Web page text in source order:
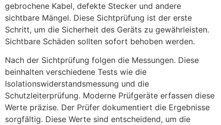
gebrochene Kabel, defekte Stecker und andere
sichtbare Mängel. Diese Sichtprüfung ist der erste
Schritt, um die Sicherheit des Geräts zu gewährleisten.
Sichtbare Schäden sollten sofort behoben werden.
Nach der Sichtprüfung folgen die Messungen. Diese
beinhalten verschiedene Tests wie die
Isolationswiderstandsmessung und die
Schutzleiterprüfung. Moderne Prüfgeräte erfassen diese
Werte präzise. Der Prüfer dokumentiert die Ergebnisse
sorgfältig. Diese Werte sind entscheidend, um die